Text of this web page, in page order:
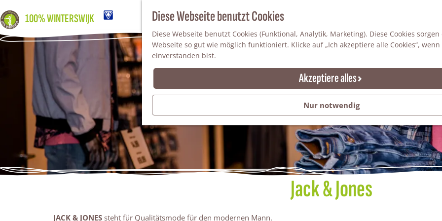
Diese Webseite benutzt Cookies
Diese Webseite benutzt Cookies (Funktional, Analytik, Marketing). Diese Cookies
Webseite so gut wie möglich funktioniert. Klicke auf „Ich akzeptiere alle Cookies“,
einverstanden bist.
Akzeptiere alles
Nur notwendig
100% WINTERSWIJK
Jack & Jones
JACK & JONES steht für Qualitätsmode für den modernen Mann.